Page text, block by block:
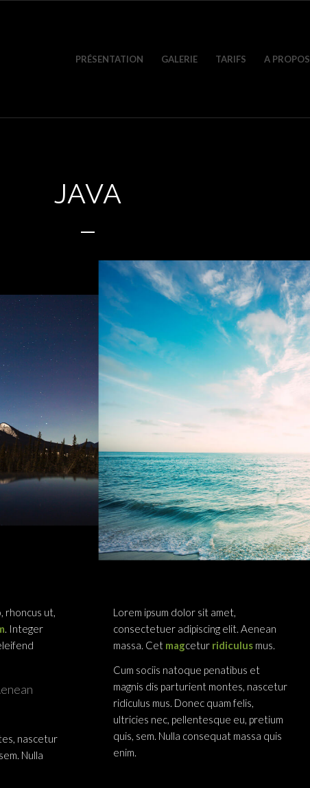
PRÉSENTATION GALERIE TARIFS A PROPOS
JAVA
rhoncus ut,
. Integer
nascetur
Nulla
Lorem ipsum dolor sit amet,
consectetuer adipiscing elit. Aenean
massa. Cet magcetur ridiculus mus.
Cum sociis natoque penatibus et
magnis dis parturient montes, nascetur
ridiculus mus. Donec quam felis,
ultricies nec, pellentesque eu, pretium
quis, sem. Nulla consequat massa quis
enim.